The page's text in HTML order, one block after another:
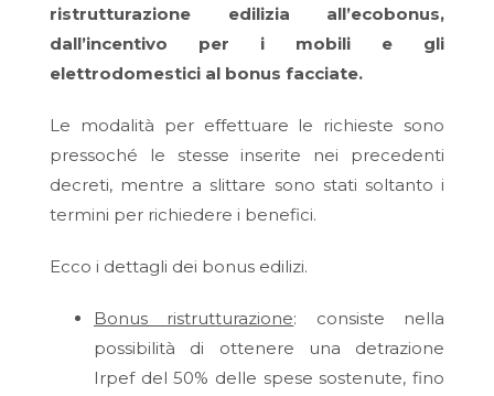
ristrutturazione edilizia all’ecobonus,
dall’incentivo per i mobili e gli
elettrodomestici al bonus facciate.
Le modalità per effettuare le richieste sono
pressoché le stesse inserite nei precedenti
decreti, mentre a slittare sono stati soltanto i
termini per richiedere i benefici.
Ecco i dettagli dei bonus edilizi.
Bonus ristrutturazione: consiste nella
possibilità di ottenere una detrazione
Irpef del 50% delle spese sostenute, fino